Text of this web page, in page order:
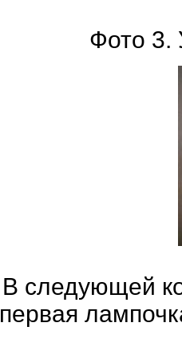
Фото 3.
В следующей
первая